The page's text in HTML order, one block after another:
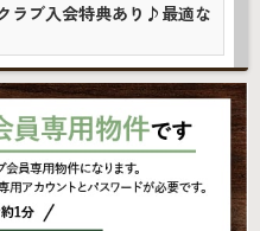
ラブ入会特典あり♪最適な